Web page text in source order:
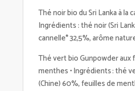
Thé noir bio du Sri Lanka à la
Ingrédients : thé noir (Sri
cannelle* 32,5%, arôme
Thé vert bio Gunpowder aux
menthes • Ingrédients : thé
(Chine) 60%, feuilles de